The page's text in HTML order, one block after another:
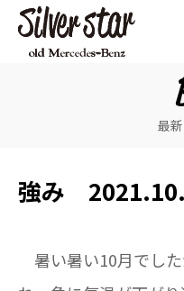
最
強み
暑い暑い10月でし